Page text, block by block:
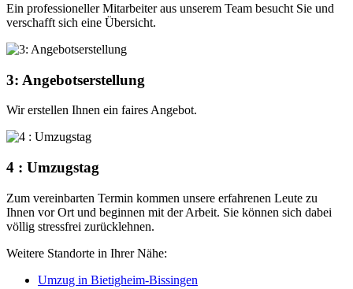
Ein professioneller Mitarbeiter aus unserem Team besucht Sie und
verschafft sich eine Übersicht.
3: Angebotserstellung
Wir erstellen Ihnen ein faires Angebot.
4 : Umzugstag
Zum vereinbarten Termin kommen unsere erfahrenen Leute zu
Ihnen vor Ort und beginnen mit der Arbeit. Sie können sich dabei
völlig stressfrei zurücklehnen.
Weitere Standorte in Ihrer Nähe:
Umzug in Bietigheim-Bissingen